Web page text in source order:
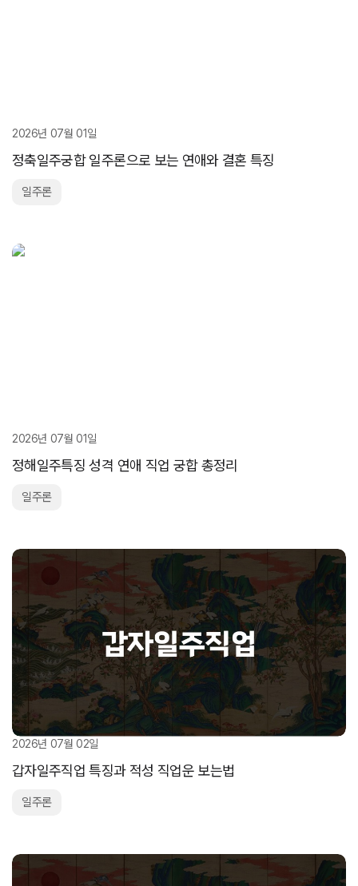
2026년 07월 01일
정축일주궁합 일주론으로 보는 연애와 결혼 특징
일주론
2026년 07월 01일
정해일주특징 성격 연애 직업 궁합 총정리
일주론
2026년 07월 02일
갑자일주직업 특징과 적성 직업운 보는법
일주론